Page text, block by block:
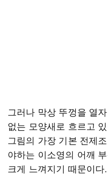
그러나 막상 뚜껑을 열
없는 모양새로 흐르고
그림의 가장 기본 전제
야하는 이소영의 어깨
크게 느껴지기 때문이다.